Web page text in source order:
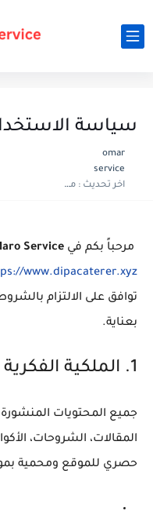
سياسة
omar
service
اخر تحديث :منذ شهر
مرحباً بكم في Service
www.dipacaterer.xyz/
توافق على الالتزام بالشروط
بعناية.
1. الملكية الفكرية وحقوق النشر
جميع المحتويات
المقالات، الشروحات،
حصري للموقع ومحمية